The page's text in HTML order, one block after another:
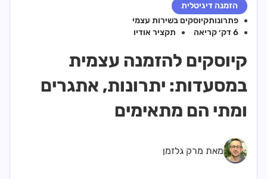
הזמנה דיגיטלית
פתרונותקיוסקים בשירות עצמי
6 דק׳ קריאה
תקציר אודיו
קיוסקים להזמנה עצמית
במסעדות: יתרונות, אתגרים
ומתי הם מתאימים
מאת מרק גלזמן